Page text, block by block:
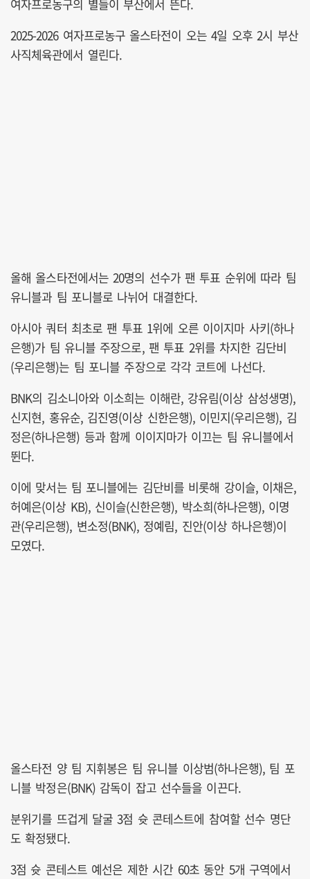
여자프로농구의 별들이 부산에서 뜬다.
2025-2026 여자프로농구 올스타전이 오는 4일 오후 2시 부산
사직체육관에서 열린다.
올해 올스타전에서는 20명의 선수가 팬 투표 순위에 따라 팀
유니블과 팀 포니블로 나뉘어 대결한다.
아시아 쿼터 최초로 팬 투표 1위에 오른 이이지마 사키(하나
은행)가 팀 유니블 주장으로, 팬 투표 2위를 차지한 김단비
(우리은행)는 팀 포니블 주장으로 각각 코트에 나선다.
BNK의 김소니아와 이소희는 이해란, 강유림(이상 삼성생명),
신지현, 홍유순, 김진영(이상 신한은행), 이민지(우리은행), 김
정은(하나은행) 등과 함께 이이지마가 이끄는 팀 유니블에서
뛴다.
이에 맞서는 팀 포니블에는 김단비를 비롯해 강이슬, 이채은,
허예은(이상 KB), 신이슬(신한은행), 박소희(하나은행), 이명
관(우리은행), 변소정(BNK), 정예림, 진안(이상 하나은행)이
모였다.
올스타전 양 팀 지휘봉은 팀 유니블 이상범(하나은행), 팀 포
니블 박정은(BNK) 감독이 잡고 선수들을 이끈다.
분위기를 뜨겁게 달굴 3점 슛 콘테스트에 참여할 선수 명단
도 확정됐다.
3점 슛 콘테스트 예선은 제한 시간 60초 동안 5개 구역에서